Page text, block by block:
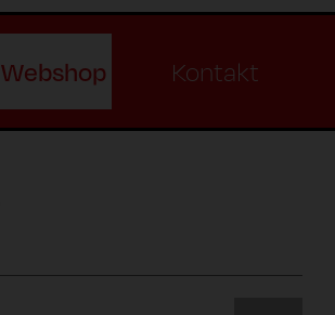
Webshop Kontakt